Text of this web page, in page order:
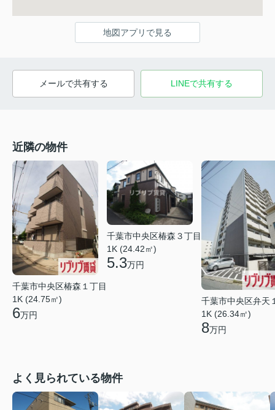
地図アプリで見る
メールで共有する LINEで共有する
近隣の物件
千葉市中央区椿森１丁目
1K (24.75㎡)
6万円
千葉市中央区椿森３丁目
1K (24.42㎡)
5.3万円
千葉市中央区弁天
1K (26.34㎡)
8万円
よく見られている物件